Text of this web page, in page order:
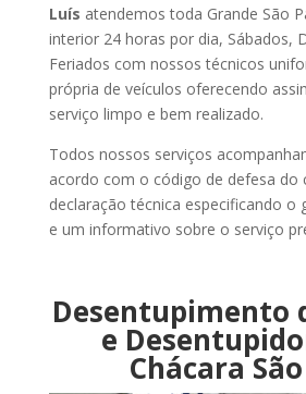
Luís atendemos toda Grande São
interior 24 horas por dia, Sábados,
Feriados com nossos técnicos
própria de veículos oferecendo
serviço limpo e bem realizado.
Todos nossos serviços
acordo com o código de defesa do
declaração técnica especificando o
e um informativo sobre o serviço
Desentupimento
e
Chácara